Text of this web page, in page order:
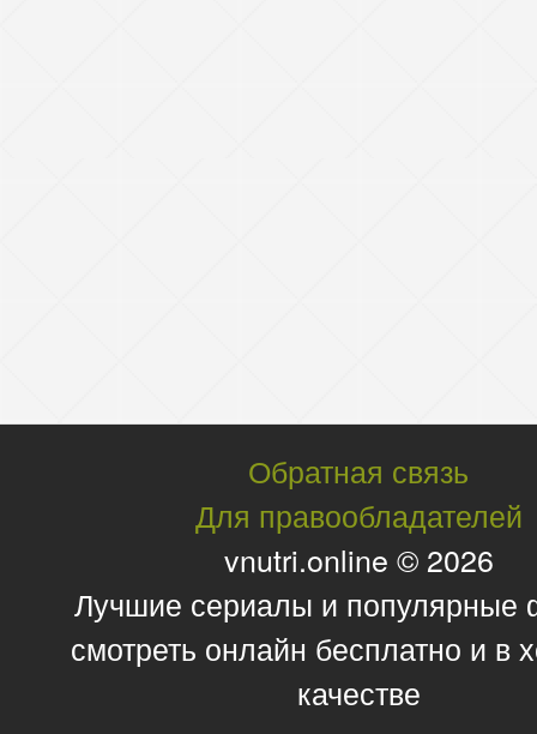
Обратная связь
Для правообладателей
vnutri.online © 2026
Лучшие сериалы и
смотреть онлайн бесплатно и в
качестве